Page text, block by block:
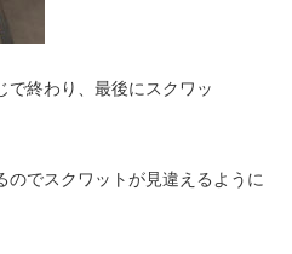
で終わり、最後にスクワッ
のでスクワットが見違えるように